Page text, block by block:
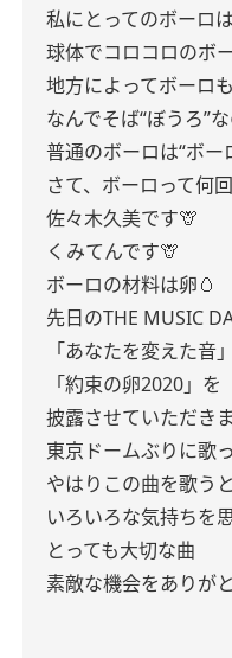
私にとってのボーロは
球体でコロコロのボ
地方によってボーロ
なんでそば“ぼうろ”
普通のボーロは“ボー
さて、ボーロって何
佐々木久美です🦒
くみてんです🦒
ボーロの材料は卵🥚
先日のTHE MUSIC
「あなたを変えた音
「約束の卵2020」を
披露させていただき
東京ドームぶりに歌
やはりこの曲を歌うと
いろいろな気持ちを
とっても大切な曲
素敵な機会をありが